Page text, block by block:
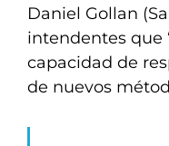
Daniel Gollan
intendentes que
capacidad de
de nuevos